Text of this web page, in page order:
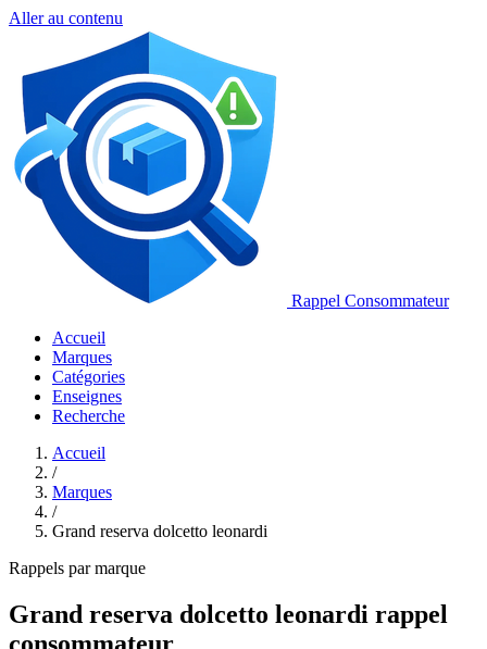
Aller au contenu
Rappel Consommateur
Accueil
Marques
Catégories
Enseignes
Recherche
Accueil
/
Marques
/
Grand reserva dolcetto leonardi
Rappels par marque
Grand reserva dolcetto leonardi rappel